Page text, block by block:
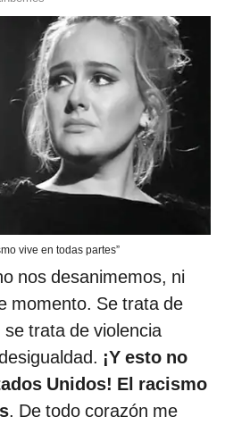
vive en todas partes”
nos desanimemos, ni
momento. Se trata de
trata de violencia
¡Y esto no
Unidos! El racismo
. De todo corazón me